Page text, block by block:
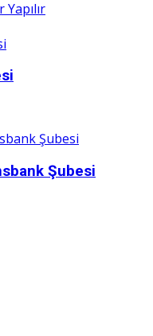
Şubesi